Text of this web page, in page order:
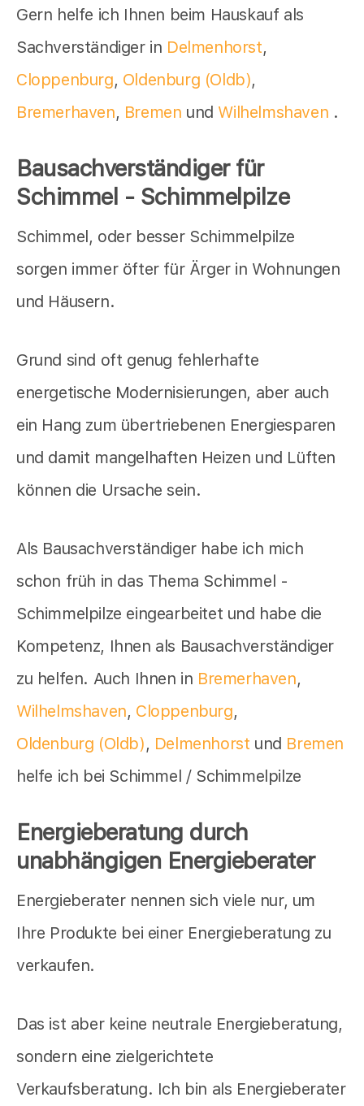
Gern helfe ich Ihnen beim Hauskauf als
Sachverständiger in Delmenhorst,
Cloppenburg, Oldenburg (Oldb),
Bremerhaven, Bremen und Wilhelmshaven .
Bausachverständiger für
Schimmel - Schimmelpilze
Schimmel, oder besser Schimmelpilze
sorgen immer öfter für Ärger in Wohnungen
und Häusern.
Grund sind oft genug fehlerhafte
energetische Modernisierungen, aber auch
ein Hang zum übertriebenen Energiesparen
und damit mangelhaften Heizen und Lüften
können die Ursache sein.
Als Bausachverständiger habe ich mich
schon früh in das Thema Schimmel -
Schimmelpilze eingearbeitet und habe die
Kompetenz, Ihnen als Bausachverständiger
zu helfen. Auch Ihnen in Bremerhaven,
Wilhelmshaven, Cloppenburg,
Oldenburg (Oldb), Delmenhorst und Bremen
helfe ich bei Schimmel / Schimmelpilze
Energieberatung durch
unabhängigen Energieberater
Energieberater nennen sich viele nur, um
Ihre Produkte bei einer Energieberatung zu
verkaufen.
Das ist aber keine neutrale Energieberatung,
sondern eine zielgerichtete
Verkaufsberatung. Ich bin als Energieberater